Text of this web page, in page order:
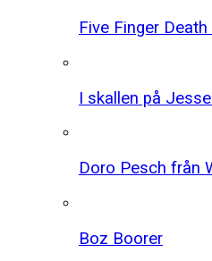
Five Finger
I skallen på
Doro Pesch från
Boz Boorer